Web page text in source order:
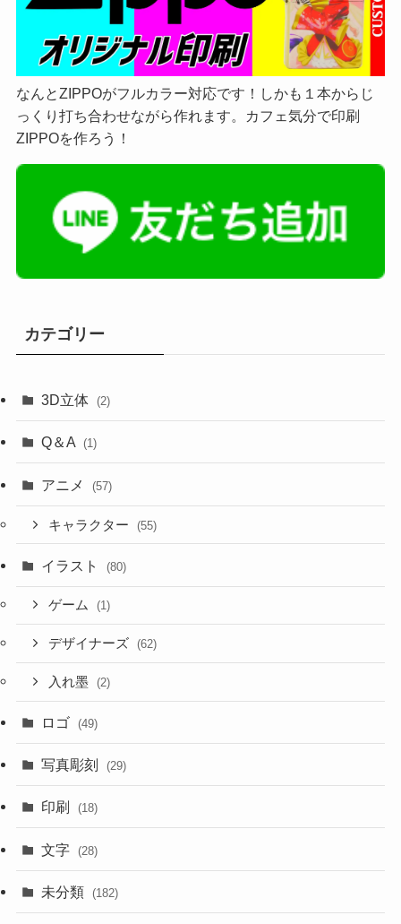
なんとZIPPOがフルカラー対応です！しかも１本からじ
っくり打ち合わせながら作れます。カフェ気分で印刷
ZIPPOを作ろう！
カテゴリー
3D立体 (2)
Q＆A (1)
アニメ (57)
キャラクター (55)
イラスト (80)
ゲーム (1)
デザイナーズ (62)
入れ墨 (2)
ロゴ (49)
写真彫刻 (29)
印刷 (18)
文字 (28)
未分類 (182)